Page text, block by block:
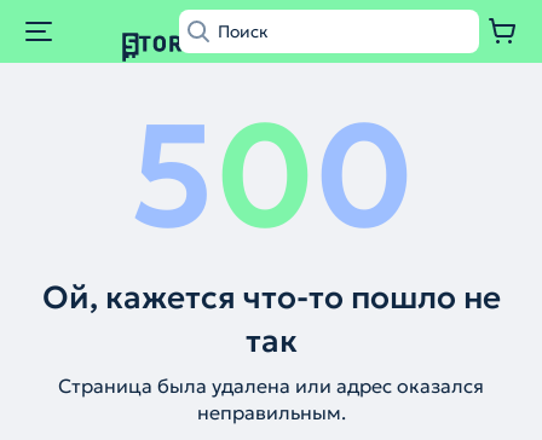
500
Ой, кажется что-то пошло не
так
Страница была удалена или адрес оказался
неправильным.